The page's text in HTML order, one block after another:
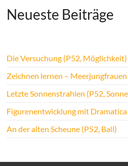
Neueste Beiträge
Die Versuchung (P52, Möglichkeit)
Zeichnen lernen – Meerjungfrauen
Letzte Sonnenstrahlen (P52,
Figurenentwicklung mit
An der alten Scheune (P52, Ball)